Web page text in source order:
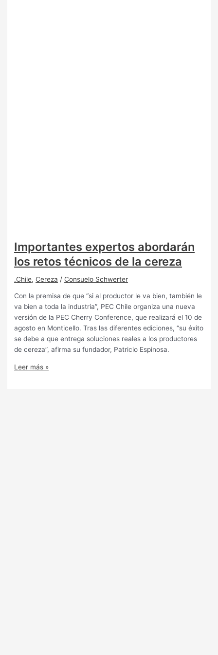
Importantes expertos abordarán
los retos técnicos de la cereza
.Chile, Cereza / Consuelo Schwerter
Con la premisa de que “si al productor le va bien, también le
va bien a toda la industria”, PEC Chile organiza una nueva
versión de la PEC Cherry Conference, que realizará el 10 de
agosto en Monticello. Tras las diferentes ediciones, “su éxito
se debe a que entrega soluciones reales a los productores
de cereza”, afirma su fundador, Patricio Espinosa.
Leer más »